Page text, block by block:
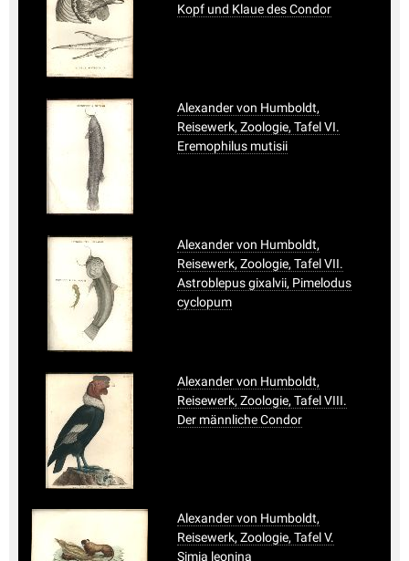
Kopf und Klaue des Condor
Alexander von Humboldt,
Reisewerk, Zoologie, Tafel VI.
Eremophilus mutisii
Alexander von Humboldt,
Reisewerk, Zoologie, Tafel VII.
Astroblepus gixalvii, Pimelodus
cyclopum
Alexander von Humboldt,
Reisewerk, Zoologie, Tafel VIII.
Der männliche Condor
Alexander von Humboldt,
Reisewerk, Zoologie, Tafel V.
Simia leonina